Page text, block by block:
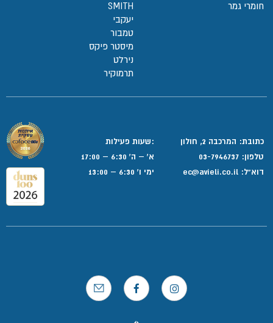
חומרי גמר
SMITH
יעקבי
טמבור
מיסטר פיקס
נירלט
תרמוקיר
כתובת: המרכבה 2, חולון
טלפון: 03-7946737
דוא”ל:
:שעות פעילות
א' – ה' 6:30 – 17:00
ימי ו' 6:30 – 13:00